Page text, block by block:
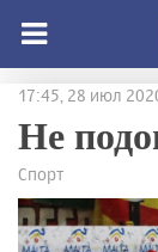
17:45, 28 июл
Не
Спорт